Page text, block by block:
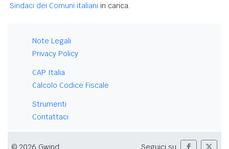
Sindaci dei Comuni italiani in carica.
Note Legali
Privacy Policy
CAP Italia
Calcolo Codice Fiscale
Strumenti
Contattaci
© 2026 Gwind Seguici su